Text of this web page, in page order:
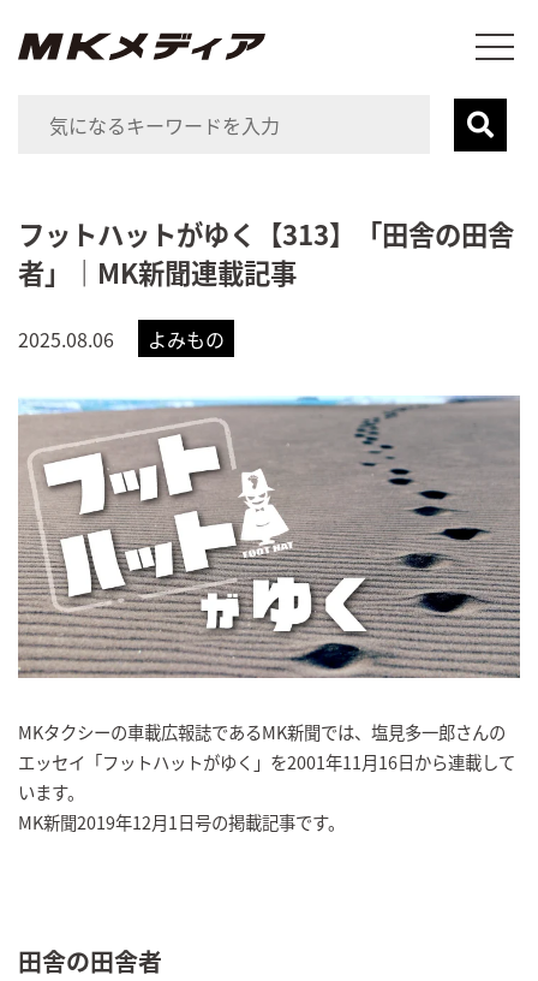
フットハットがゆく【313】「田舎の田舎
者」｜MK新聞連載記事
2025.08.06 よみもの
MKタクシーの車載広報誌であるMK新聞では、塩見多一郎さんの
エッセイ「フットハットがゆく」を2001年11月16日から連載して
います。
MK新聞2019年12月1日号の掲載記事です。
田舎の田舎者